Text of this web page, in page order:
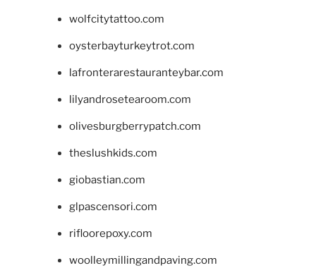
wolfcitytattoo.com
oysterbayturkeytrot.com
lafronterarestauranteybar.com
lilyandrosetearoom.com
olivesburgberrypatch.com
theslushkids.com
giobastian.com
glpascensori.com
rifloorepoxy.com
woolleymillingandpaving.com